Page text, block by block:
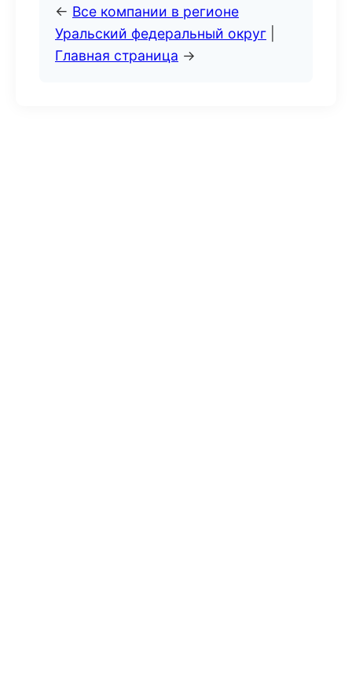
← Все компании в регионе
Уральский федеральный округ
Главная страница →